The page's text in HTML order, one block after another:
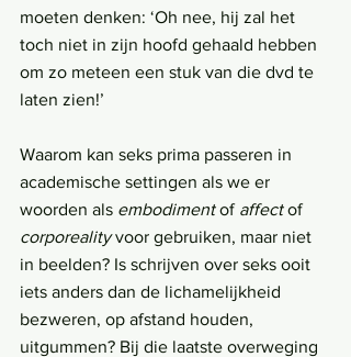
moeten denken: ‘Oh nee, hij zal het
toch niet in zijn hoofd gehaald hebben
om zo meteen een stuk van die dvd te
laten zien!’
Waarom kan seks prima passeren in
academische settingen als we er
woorden als embodiment of affect of
corporeality voor gebruiken, maar niet
in beelden? Is schrijven over seks ooit
iets anders dan de lichamelijkheid
bezweren, op afstand houden,
uitgummen? Bij die laatste overweging